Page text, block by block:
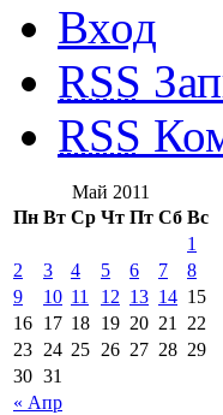
Вход
RSS
RSS
Май 2011
Пн Вт Ср Чт Пт Сб Вс
« Апр
1
2
3 4 5 6 7
8
9
10 11 12 13 14 15
16 17 18 19 20 21
22
23 24 25 26 27 28 29
30 31